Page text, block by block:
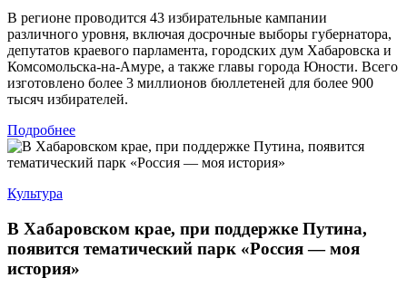
В регионе проводится 43 избирательные кампании
различного уровня, включая досрочные выборы губернатора,
депутатов краевого парламента, городских дум Хабаровска и
Комсомольска-на-Амуре, а также главы города Юности. Всего
изготовлено более 3 миллионов бюллетеней для более 900
тысяч избирателей.
Подробнее
Культура
В Хабаровском крае, при поддержке Путина,
появится тематический парк «Россия — моя
история»